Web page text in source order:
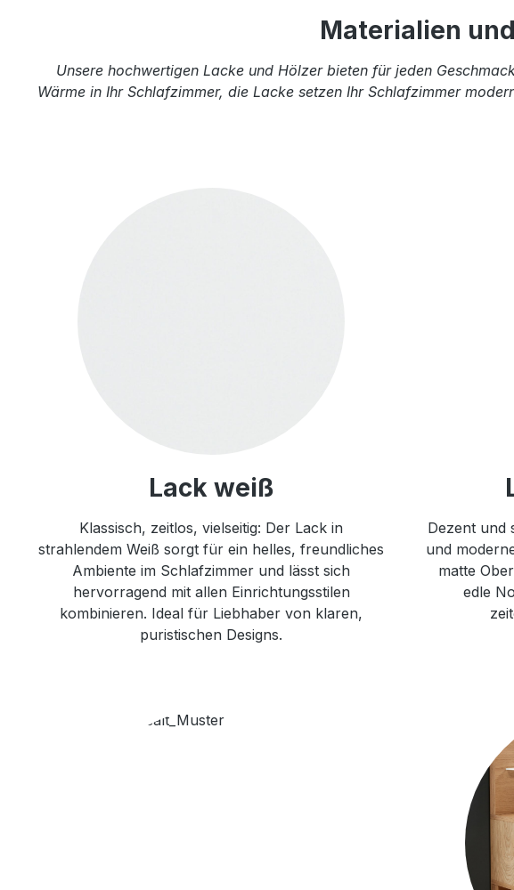
Materialien
Unsere hochwertigen Lacke und Hölzer bieten für jeden
Wärme in Ihr Schlafzimmer, die Lacke setzen Ihr Schlafzimmer
Lack weiß
Klassisch, zeitlos, vielseitig: Der Lack in
strahlendem Weiß sorgt für ein helles, freundliches
Ambiente im Schlafzimmer und lässt sich
hervorragend mit allen Einrichtungsstilen
kombinieren. Ideal für Liebhaber von klaren,
puristischen Designs.
Dezent und
und
matte
edle